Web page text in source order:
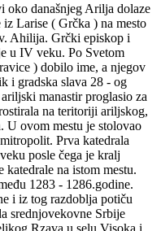
oko današnjeg Arilja dolaze
Larise ( Grčka ) na mesto
Ahilija. Grčki episkop i
u IV veku. Po Svetom
) dobilo ime, a njegov
i gradska slava 28 - og
manastir proglasio za
na teritoriji ariljskog,
U ovom mestu je stolovao
Prva katedrala
posle čega je kralj
katedrale na istom mestu.
1283 - 1286.godine.
i iz tog razdoblja potiču
srednjovekovne Srbije
Rzava u selu Visoka i